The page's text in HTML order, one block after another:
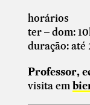
horários
ter – dom:
duração: até
Professor,
visita em